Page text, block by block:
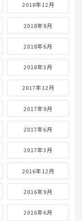
2018年12月
2018年9月
2018年6月
2018年3月
2017年12月
2017年9月
2017年6月
2017年3月
2016年12月
2016年9月
2016年6月